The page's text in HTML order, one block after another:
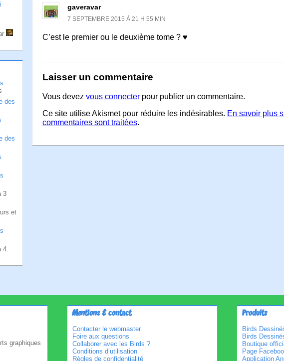
des
des
3
et
4
gaveravar
7 SEPTEMBRE 2015 À 21 H 55 MIN
C’est le premier ou le deuxième tome ? ♥
Laisser un commentaire
Vous devez vous connecter pour publier un commentaire.
Ce site utilise Akismet pour réduire les indésirables. En savoir plus
commentaires sont traitées.
graphiques
Mentions & contact
Contacter le webmaster
Foire aux questions
Collaborer avec les Birds ?
Conditions d’utilisation
Règles de confidentialité
Produits
Birds
Birds
Boutique
Page
Application